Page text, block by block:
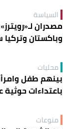
السياسة
مصدران
وباكستان
محليات
باعتداءات
منوعات